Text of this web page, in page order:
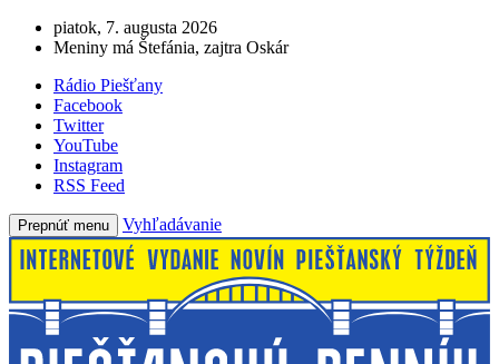
piatok, 7. augusta 2026
Meniny má Štefánia, zajtra Oskár
Rádio Piešťany
Facebook
Twitter
YouTube
Instagram
RSS Feed
Prepnúť menu Vyhľadávanie